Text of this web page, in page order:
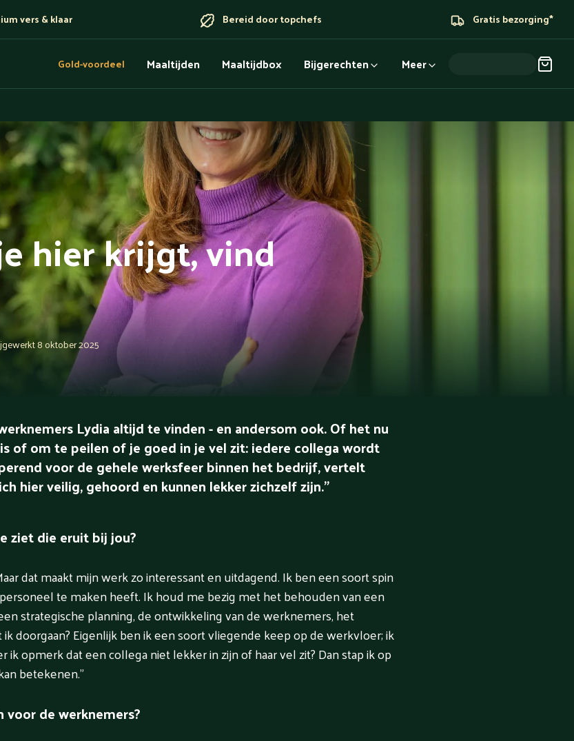
vers & klaar Bereid door topchefs Gratis bezorging*
Gold-voordeel Maaltijden Maaltijdbox Bijgerechten Meer
hier krijgt, vind
8 oktober 2025
Lydia altijd te vinden - en andersom ook. Of het nu
of om te peilen of je goed in je vel zit: iedere collega wordt
voor de gehele werksfeer binnen het bedrijf, vertelt
hier veilig, gehoord en kunnen lekker zichzelf zijn.”
ziet die eruit bij jou?
dat maakt mijn werk zo interessant en uitdagend. Ik ben een soort spin
te maken heeft. Ik houd me bezig met het behouden van een
strategische planning, de ontwikkeling van de werknemers, het
doorgaan? Eigenlijk ben ik een soort vliegende keep op de werkvloer; ik
ik opmerk dat een collega niet lekker in zijn of haar vel zit? Dan stap ik op
betekenen.”
de werknemers?